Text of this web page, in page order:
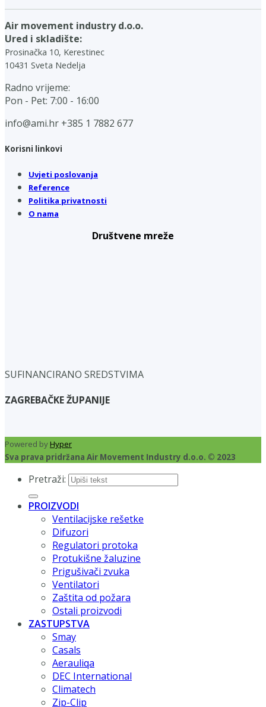
Air movement industry d.o.o.
Ured i skladište:
Prosinačka 10, Kerestinec
10431 Sveta Nedelja
Radno vrijeme:
Pon - Pet: 7:00 - 16:00
info@ami.hr +385 1 7882 677
Korisni linkovi
Uvjeti poslovanja
Reference
Politika privatnosti
O nama
Društvene mreže
SUFINANCIRANO SREDSTVIMA
ZAGREBAČKE ŽUPANIJE
Powered byHyper
Sva prava pridržana Air Movement Industry d.o.o. © 2023
Pretraži:
PROIZVODI
Ventilacijske rešetke
Difuzori
Regulatori protoka
Protukišne žaluzine
Prigušivači zvuka
Ventilatori
Zaštita od požara
Ostali proizvodi
ZASTUPSTVA
Smay
Casals
Aerauliqa
DEC International
Climatech
Zip-Clip